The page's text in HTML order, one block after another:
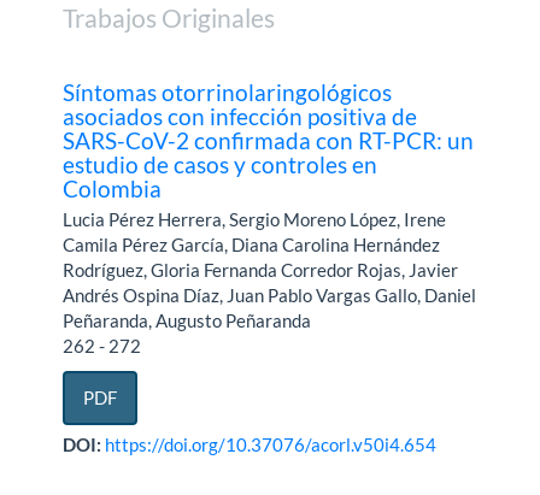
Trabajos Originales
Síntomas otorrinolaringológicos
asociados con infección positiva de
SARS-CoV-2 confirmada con RT-PCR: un
estudio de casos y controles en
Colombia
Lucia Pérez Herrera, Sergio Moreno López, Irene
Camila Pérez García, Diana Carolina Hernández
Rodríguez, Gloria Fernanda Corredor Rojas, Javier
Andrés Ospina Díaz, Juan Pablo Vargas Gallo, Daniel
Peñaranda, Augusto Peñaranda
262 - 272
PDF
DOI: https://doi.org/10.37076/acorl.v50i4.654